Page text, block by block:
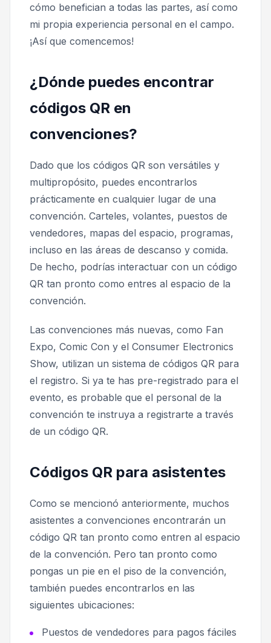
cómo benefician a todas las partes, así como
mi propia experiencia personal en el campo.
¡Así que comencemos!
¿Dónde puedes encontrar
códigos QR en
convenciones?
Dado que los códigos QR son versátiles y
multipropósito, puedes encontrarlos
prácticamente en cualquier lugar de una
convención. Carteles, volantes, puestos de
vendedores, mapas del espacio, programas,
incluso en las áreas de descanso y comida.
De hecho, podrías interactuar con un código
QR tan pronto como entres al espacio de la
convención.
Las convenciones más nuevas, como Fan
Expo, Comic Con y el Consumer Electronics
Show, utilizan un sistema de códigos QR para
el registro. Si ya te has pre-registrado para el
evento, es probable que el personal de la
convención te instruya a registrarte a través
de un código QR.
Códigos QR para asistentes
Como se mencionó anteriormente, muchos
asistentes a convenciones encontrarán un
código QR tan pronto como entren al espacio
de la convención. Pero tan pronto como
pongas un pie en el piso de la convención,
también puedes encontrarlos en las
siguientes ubicaciones:
Puestos de vendedores para pagos fáciles